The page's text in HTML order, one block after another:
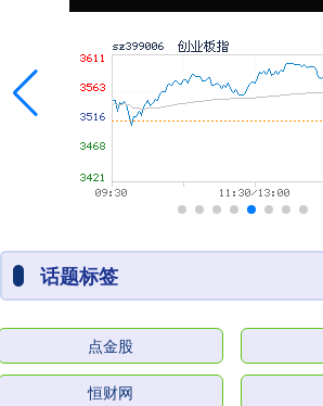
话题标签
点金股
恒财网